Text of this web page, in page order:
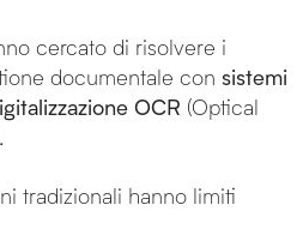
cercato di risolvere i
documentale con sistemi
OCR (Optical
tradizionali hanno limiti